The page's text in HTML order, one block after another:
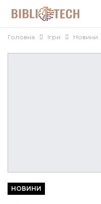
Головна Ігри Новини
НОВИНИ